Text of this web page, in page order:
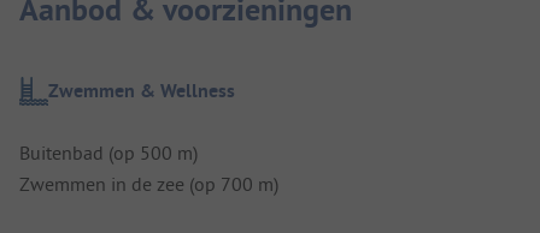
Aanbod & voorzieningen
Zwemmen & Wellness
Buitenbad (op 500 m)
Zwemmen in de zee (op 700 m)